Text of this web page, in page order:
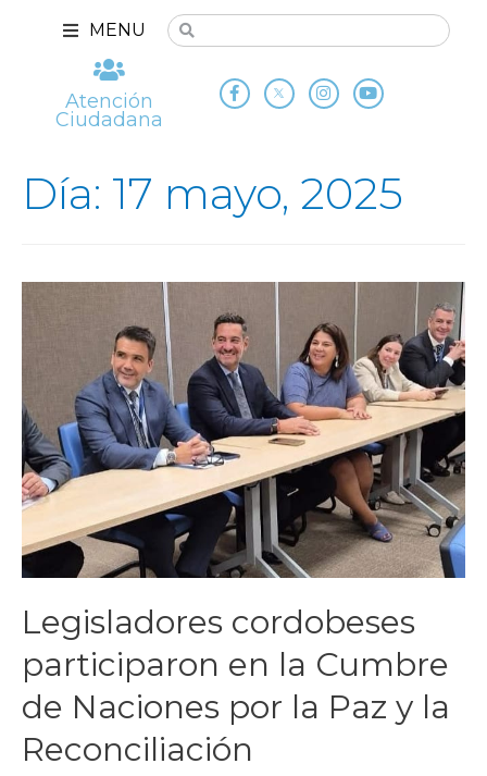
MENU
Atención
Ciudadana
Día: 17 mayo, 2025
Legisladores cordobeses
participaron en la Cumbre
de Naciones por la Paz y la
Reconciliación